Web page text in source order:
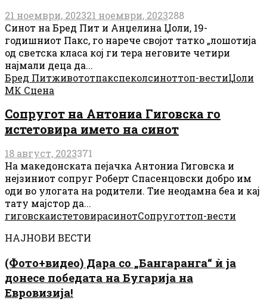
21 ноември, 202321 ноември, 2023288
Синот на Бред Пит и Анџелина Џоли, 19-
годишниот Пакс, го нарече својот татко „лошотија
од светска класа кој ги тера неговите четири
најмали деца да...
Бред Питживототпакспеколсиноттоп-вестиЏоли
МК Сцена
Сопругот на Антониа Гиговска го
истетовира името на синот
18 август, 2023371
На македонската пејачка Антониа Гиговска и
нејзиниот сопруг Роберт Спасенцовски добро им
оди во улогата на родители. Тие неодамна беа и кај
тату мајстор да...
гиговскаистетовирасинотСопруготтоп-вести
НАЈНОВИ ВЕСТИ
(Фото+видео) Дара со „Бангаранга“ ѝ ја
донесе победата на Бугарија на
Евровизија!